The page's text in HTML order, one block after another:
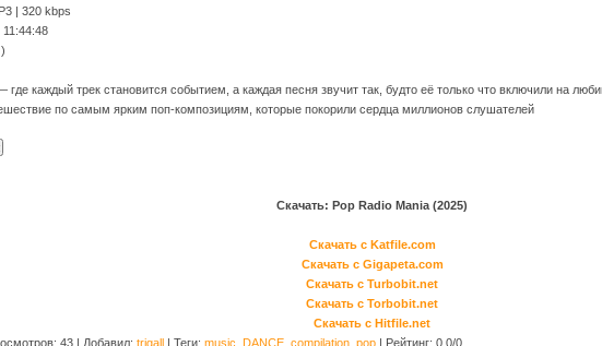
| 320 kbps
11:44:48
каждый трек становится событием, а каждая песня звучит так, будто её только что включили на
по самым ярким поп-композициям, которые покорили сердца миллионов слушателей
Скачать: Pop Radio Mania (2025)
Скачать с Katfile.com
Скачать с Gigapeta.com
Скачать с Turbobit.net
Скачать с Torbobit.net
Скачать с Hitfile.net
: 43 | Добавил: trigall | Теги: music DANCE compilation pop | Рейтинг: 0.0/0